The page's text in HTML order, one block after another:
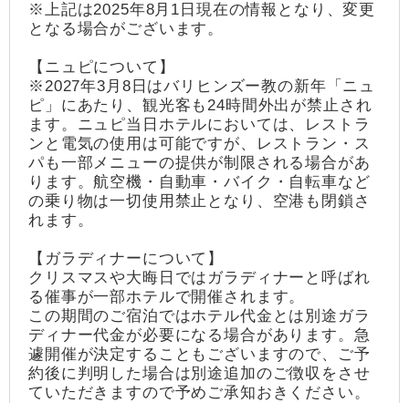
※上記は2025年8月1日現在の情報となり、変更
となる場合がございます。
【ニュピについて】
※2027年3月8日はバリヒンズー教の新年「ニュ
ピ」にあたり、観光客も24時間外出が禁止され
ます。ニュピ当日ホテルにおいては、レストラ
ンと電気の使用は可能ですが、レストラン・ス
パも一部メニューの提供が制限される場合があ
ります。航空機・自動車・バイク・自転車など
の乗り物は一切使用禁止となり、空港も閉鎖さ
れます。
【ガラディナーについて】
クリスマスや大晦日ではガラディナーと呼ばれ
る催事が一部ホテルで開催されます。
この期間のご宿泊ではホテル代金とは別途ガラ
ディナー代金が必要になる場合があります。急
遽開催が決定することもございますので、ご予
約後に判明した場合は別途追加のご徴収をさせ
ていただきますので予めご承知おきください。